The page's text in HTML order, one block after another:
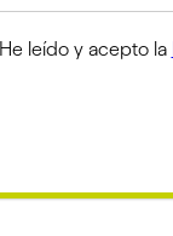
He leído y acepto la